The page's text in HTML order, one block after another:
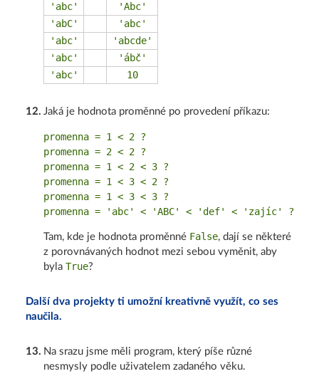
'abc'
'Abc'
'abC'
'abc'
'abc'
'abcde'
'abc'
'ábč'
'abc'
10
12. Jaká je hodnota proměnné po provedení příkazu:
promenna = 1 < 2 ?
promenna = 2 < 2 ?
promenna = 1 < 2 < 3 ?
promenna = 1 < 3 < 2 ?
promenna = 1 < 3 < 3 ?
Tam, kde je hodnota proměnné False, dají se některé
z porovnávaných hodnot mezi sebou vyměnit, aby
bylaTrue?
Další dva projekty ti umožní kreativně využít, co ses
naučila.
13. Na srazu jsme měli program, který píše různé
nesmysly podle uživatelem zadaného věku.